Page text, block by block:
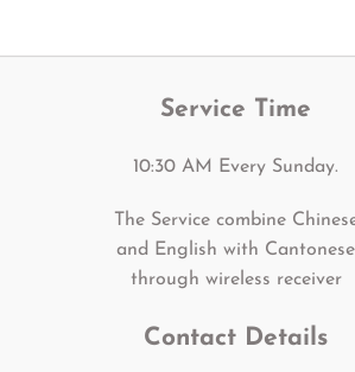
Service Time
10:30 AM Every Sunday.
The Service combine
and English with Cantonese
through wireless receiver
Contact Details